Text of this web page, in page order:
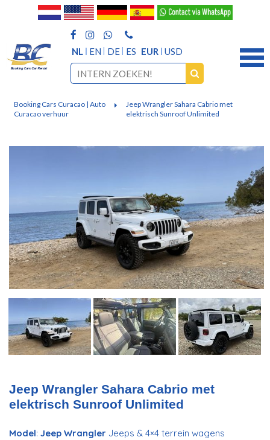
NL EN DE ES EUR USD
Booking Cars Curacao | Auto
Curacao verhuur
Jeep Wrangler Sahara Cabrio met
elektrisch Sunroof Unlimited
Jeep Wrangler Sahara Cabrio met
elektrisch Sunroof Unlimited
Model:Jeep Wrangler Jeeps & 4×4 terrein wagens